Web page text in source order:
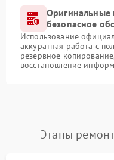
безопасное
Использование
аккуратная работа с
резервное
восстановление
Этапы